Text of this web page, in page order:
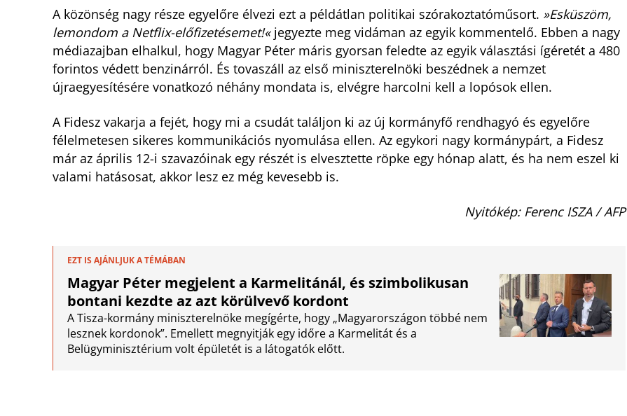
A közönség nagy része egyelőre élvezi ezt a példátlan politikai szórakoztatóműsort. »Esküszöm,
lemondom a Netflix-előfizetésemet!«jegyezte meg vidáman az egyik kommentelő. Ebben a nagy
médiazajban elhalkul, hogy Magyar Péter máris gyorsan feledte az egyik választási ígéretét a 480
forintos védett benzinárról. És tovaszáll az első miniszterelnöki beszédnek a nemzet
újraegyesítésére vonatkozó néhány mondata is, elvégre harcolni kell a lopósok ellen.
A Fidesz vakarja a fejét, hogy mi a csudát találjon ki az új kormányfő rendhagyó és egyelőre
félelmetesen sikeres kommunikációs nyomulása ellen. Az egykori nagy kormánypárt, a Fidesz
már az április 12-i szavazóinak egy részét is elvesztette röpke egy hónap alatt, és ha nem eszel ki
valami hatásosat, akkor lesz ez még kevesebb is.
Nyitókép: Ferenc ISZA / AFP
EZT IS AJÁNLJUK A TÉMÁBAN
Magyar Péter megjelent a Karmelitánál, és szimbolikusan
bontani kezdte az azt körülvevő kordont
A Tisza-kormány miniszterelnöke megígérte, hogy „Magyarországon többé nem
lesznek kordonok”. Emellett megnyitják egy időre a Karmelitát és a
Belügyminisztérium volt épületét is a látogatók előtt.